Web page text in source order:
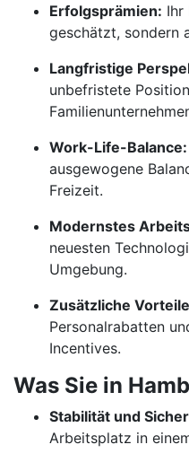
Erfolgsprämien: Ihr
geschätzt, sondern
Langfristige
unbefristete
Work-Life-Balance:
ausgewogene
Freizeit.
Modernstes
neuesten
Umgebung.
Zusätzliche
Personalrabatten
Incentives.
Was Sie in
Stabilität und
Arbeitsplatz in